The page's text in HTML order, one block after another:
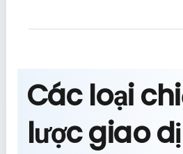
Các loại
lược giao